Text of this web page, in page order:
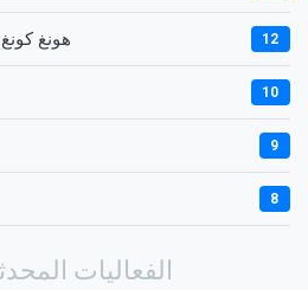
هونغ 12
10
9
8
الفعاليات